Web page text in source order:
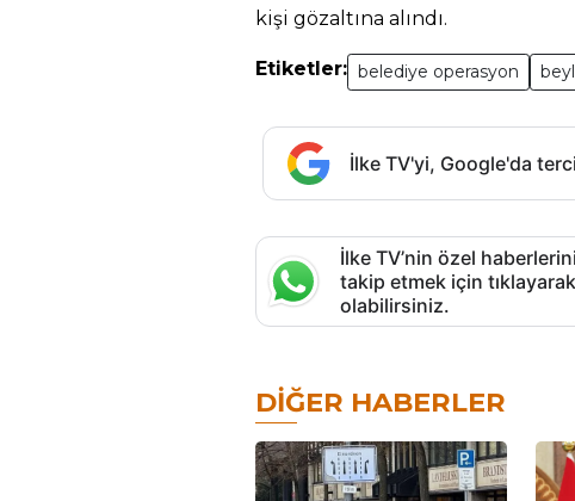
kişi gözaltına alındı.
Etiketler: belediye operasyon
İlke TV'yi, Google'da
İlke TV’nin özel
takip etmek için
olabilirsiniz.
DIĞER HABERLER